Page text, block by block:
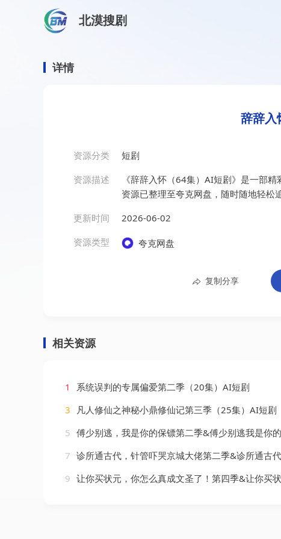
北漠搜剧
详情
辞辞入
资源分类
短剧
资源描述
《辞辞入怀（64集）AI短剧》是一部
资源已整理至夸克网盘，随时随地轻松
更新时间
2026-06-02
资源类型
夸克网盘
复制分享
相关资源
1 系统误判的专属偏爱第二季（20集）AI短剧
3
凡人修仙之神秘小鼎修仙记第三季（25集）AI短剧
5 傅少别逃，我是你的保镖第二季&傅少别逃我是你的保镖第二季（92集）AI
7 诊所通古代，针管吓哭京城大佬第二季&诊所通古代针管吓哭京城大佬第二季（28集）
9 让你买状元，你怎么真成文圣了！第四季&让你买状元你怎么真成文圣了第四季（105集）